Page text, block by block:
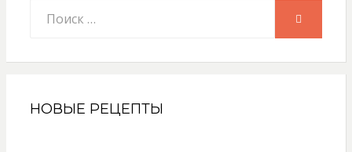
НОВЫЕ РЕЦЕПТЫ